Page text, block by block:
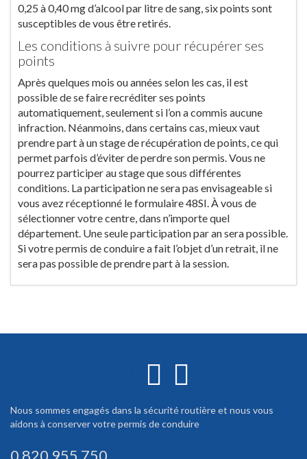
0,25 à 0,40 mg d’alcool par litre de sang, six points sont
susceptibles de vous être retirés.
Les conditions à suivre pour récupérer ses
points
Après quelques mois ou années selon les cas, il est
possible de se faire recréditer ses points
automatiquement, seulement si l’on a commis aucune
infraction. Néanmoins, dans certains cas, mieux vaut
prendre part à un stage de récupération de points, ce qui
permet parfois d’éviter de perdre son permis. Vous ne
pourrez participer au stage que sous différentes
conditions. La participation ne sera pas envisageable si
vous avez réceptionné le formulaire 48SI. À vous de
sélectionner votre centre, dans n’importe quel
département. Une seule participation par an sera possible.
Si votre permis de conduire a fait l’objet d’un retrait, il ne
sera pas possible de prendre part à la session.
Nous sommes engagés dans la sécurité routière et nous vous
aidons à conserver votre permis de conduire
0 820 955 750